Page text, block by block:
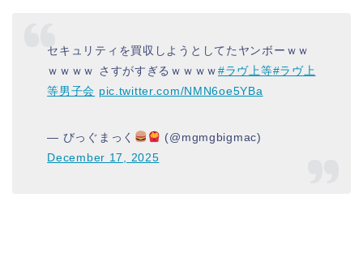
セキュリティを買収しようとしてたヤンボーｗｗ
ｗｗｗｗ さすがすぎるｗｗｗｗ#ラヴ上等#ラヴ上
等男子会 pic.twitter.com/NMN6oe5YBa
— びっぐまっく
(@mgmgbigmac)
December 17, 2025